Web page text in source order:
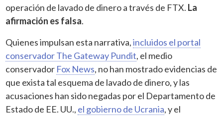
operación de lavado de dinero a través de FTX. La
afirmación es falsa.
Quienes impulsan esta narrativa,incluidos el portal
conservador The Gateway Pundit, el medio
conservador Fox News, no han mostrado evidencias de
que exista tal esquema de lavado de dinero, y las
acusaciones han sido negadas por el Departamento de
Estado de EE. UU., el gobierno de Ucrania, y el